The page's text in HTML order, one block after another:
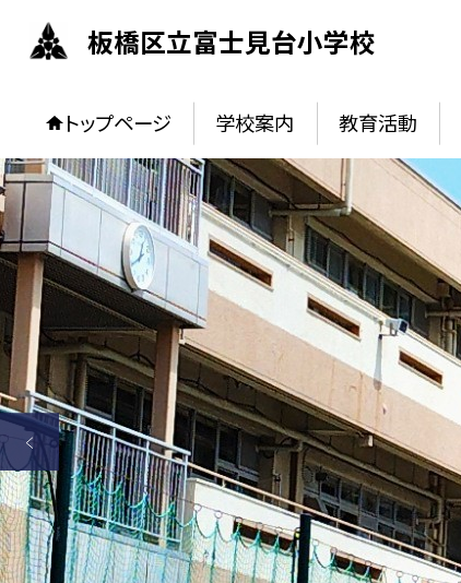
板橋区立富士見台小学校
トップページ 学校案内 教育活動